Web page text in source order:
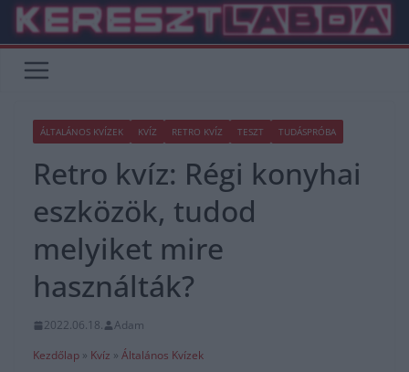
Skip
content
ÁLTALÁNOS KVÍZEK KVÍZ RETRO KVÍZ TESZT TUDÁSPRÓBA
Retro kvíz: Régi konyhai
eszközök, tudod
melyiket mire
használták?
2022.06.18.
Adam
Kezdőlap » Kvíz » Általános Kvízek